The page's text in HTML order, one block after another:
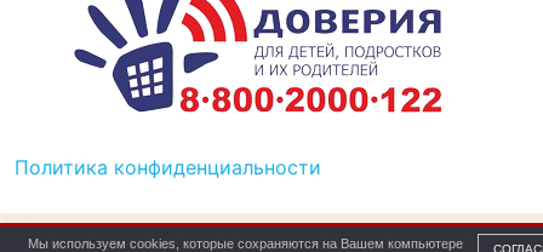
Политика конфиденциальности
Мы используем cookies, которые сохраняются на Вашем компьютере